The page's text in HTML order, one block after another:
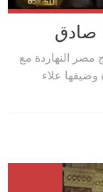
صادق
مصر النهاردة مع
علاء